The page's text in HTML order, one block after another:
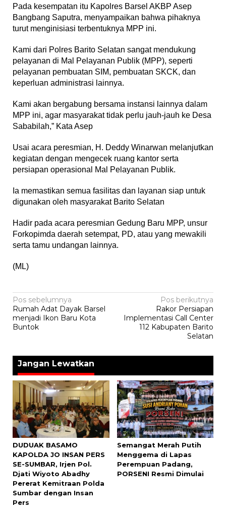
Pada kesempatan itu Kapolres Barsel AKBP Asep
Bangbang Saputra, menyampaikan bahwa pihaknya
turut menginisiasi terbentuknya MPP ini.
Kami dari Polres Barito Selatan sangat mendukung
pelayanan di Mal Pelayanan Publik (MPP), seperti
pelayanan pembuatan SIM, pembuatan SKCK, dan
keperluan administrasi lainnya.
Kami akan bergabung bersama instansi lainnya dalam
MPP ini, agar masyarakat tidak perlu jauh-jauh ke Desa
Sababilah,” Kata Asep
Usai acara peresmian, H. Deddy Winarwan melanjutkan
kegiatan dengan mengecek ruang kantor serta
persiapan operasional Mal Pelayanan Publik.
Ia memastikan semua fasilitas dan layanan siap untuk
digunakan oleh masyarakat Barito Selatan
Hadir pada acara peresmian Gedung Baru MPP, unsur
Forkopimda daerah setempat, PD, atau yang mewakili
serta tamu undangan lainnya.
(ML)
Navigasi
pos
Pos sebelumnya
Rumah Adat Dayak Barsel
menjadi Ikon Baru Kota
Buntok
Pos berikutnya
Rakor Persiapan
Implementasi Call Center
112 Kabupaten Barito
Selatan
Jangan Lewatkan
DUDUAK BASAMO
KAPOLDA JO INSAN PERS
SE-SUMBAR, Irjen Pol.
Djati Wiyoto Abadhy
Pererat Kemitraan Polda
Sumbar dengan Insan
Pers
Semangat Merah Putih
Menggema di Lapas
Perempuan Padang,
PORSENI Resmi Dimulai